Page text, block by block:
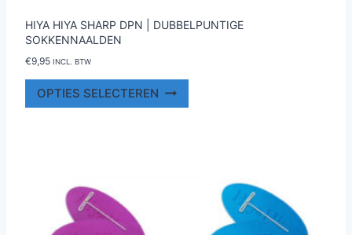
HIYA HIYA SHARP DPN | DUBBELPUNTIGE
SOKKENNAALDEN
€9,95 INCL. BTW
OPTIES SELECTEREN
gekozen